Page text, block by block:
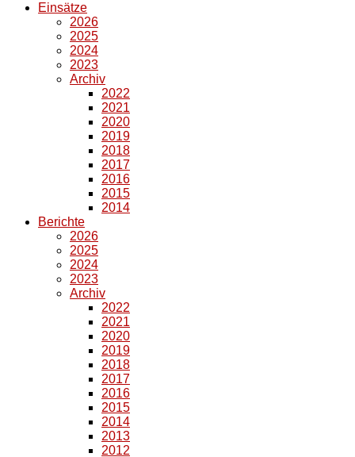
Einsätze
2026
2025
2024
2023
Archiv
2022
2021
2020
2019
2018
2017
2016
2015
2014
Berichte
2026
2025
2024
2023
Archiv
2022
2021
2020
2019
2018
2017
2016
2015
2014
2013
2012